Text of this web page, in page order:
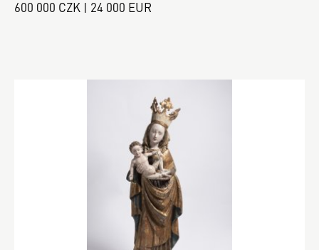
600 000 CZK | 24 000 EUR